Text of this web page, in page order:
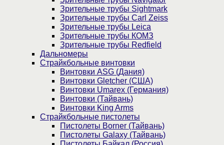
Зрительные трубы Sightmark
Зрительные трубы Carl Zeiss
Зрительные трубы Leica
Зрительные трубы КОМЗ
Зрительные трубы Redfield
Дальномеры
Страйкбольные винтовки
Винтовки ASG (Дания)
Винтовки Gletcher (США)
Винтовки Umarex (Германия)
Винтовки (Тайвань)
Винтовки King Arms
Страйкбольные пистолеты
Пистолеты Borner (Тайвань)
Пистолеты Galaxy (Тайвань)